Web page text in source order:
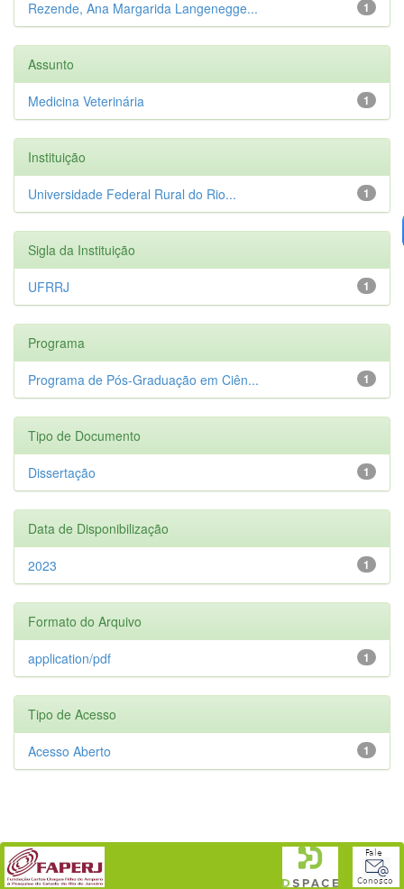
1
Rezende, Ana Margarida Langenegge...
Assunto
1
Medicina Veterinária
Instituição
1
Universidade Federal Rural do Rio...
Sigla da Instituição
1
UFRRJ
Programa
1
Programa de Pós-Graduação em Ciên...
Tipo de Documento
1
Dissertação
Data de Disponibilização
1
2023
Formato do Arquivo
1
application/pdf
Tipo de Acesso
1
Acesso Aberto